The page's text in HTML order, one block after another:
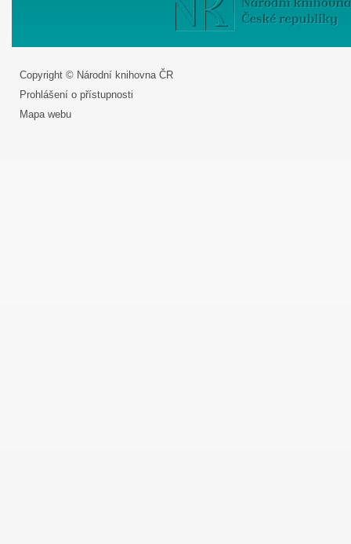
Copyright © Národní knihovna ČR
Prohlášení o přístupnosti
Mapa webu